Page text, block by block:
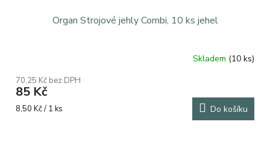
Organ Strojové jehly Combi, 10 ks jehel
produktu
je
5,0
Skladem (10 ks)
70,25 Kč bez DPH
85 Kč
Měrná
8,50 Kč / 1 ks Do košíku